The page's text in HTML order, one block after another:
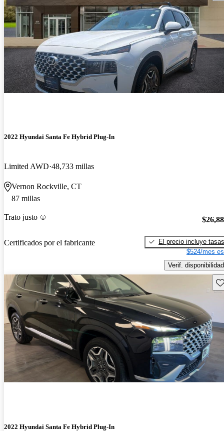
2022 Hyundai Santa Fe Hybrid Plug-In
Limited AWD 48,733 millas
Vernon Rockville, CT
87 millas
Trato justo
Certificados por el fabricante
El precio incluye tasas
$524/mes
Verif. disponibilidad
2022 Hyundai Santa Fe Hybrid Plug-In